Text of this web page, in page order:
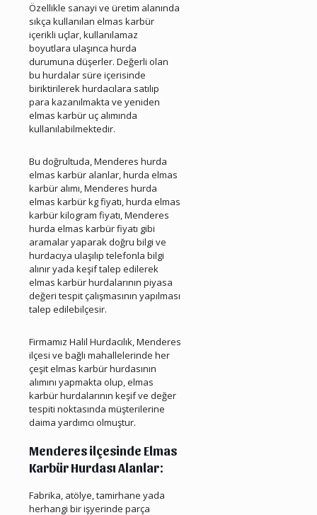
Özellikle sanayi ve üretim alanında
sıkça kullanılan elmas karbür
içerikli uçlar, kullanılamaz
boyutlara ulaşınca hurda
durumuna düşerler. Değerli olan
bu hurdalar süre içerisinde
biriktirilerek hurdacılara satılıp
para kazanılmakta ve yeniden
elmas karbür uç alımında
kullanılabilmektedir.
Bu doğrultuda, Menderes hurda
elmas karbür alanlar, hurda elmas
karbür alımı, Menderes hurda
elmas karbür kg fiyatı, hurda elmas
karbür kilogram fiyatı, Menderes
hurda elmas karbür fiyatı gibi
aramalar yaparak doğru bilgi ve
hurdacıya ulaşılıp telefonla bilgi
alınır yada keşif talep edilerek
elmas karbür hurdalarının piyasa
değeri tespit çalışmasının yapılması
talep edilebilçesir.
Firmamız Halil Hurdacılık, Menderes
ilçesi ve bağlı mahallelerinde her
çeşit elmas karbür hurdasının
alımını yapmakta olup, elmas
karbür hurdalarının keşif ve değer
tespiti noktasında müşterilerine
daima yardımcı olmuştur.
Menderes ilçesinde Elmas
Karbür Hurdası Alanlar:
Fabrika, atölye, tamirhane yada
herhangi bir işyerinde parça